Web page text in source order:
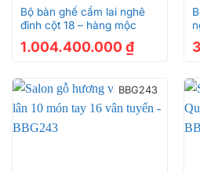
Bộ bàn ghế cẩm lai nghê
đỉnh cột 18 – hàng mộc
1.004.400.000 ₫
BBG243